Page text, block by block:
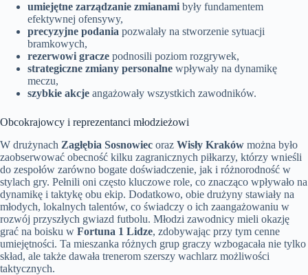
umiejętne zarządzanie zmianami były fundamentem
efektywnej ofensywy,
precyzyjne podania pozwalały na stworzenie sytuacji
bramkowych,
rezerwowi gracze podnosili poziom rozgrywek,
strategiczne zmiany personalne wpływały na dynamikę
meczu,
szybkie akcje angażowały wszystkich zawodników.
Obcokrajowcy i reprezentanci młodzieżowi
W drużynach Zagłębia Sosnowiec oraz Wisły Kraków można było
zaobserwować obecność kilku zagranicznych piłkarzy, którzy wnieśli
do zespołów zarówno bogate doświadczenie, jak i różnorodność w
stylach gry. Pełnili oni często kluczowe role, co znacząco wpływało na
dynamikę i taktykę obu ekip. Dodatkowo, obie drużyny stawiały na
młodych, lokalnych talentów, co świadczy o ich zaangażowaniu w
rozwój przyszłych gwiazd futbolu. Młodzi zawodnicy mieli okazję
grać na boisku w Fortuna 1 Lidze, zdobywając przy tym cenne
umiejętności. Ta mieszanka różnych grup graczy wzbogacała nie tylko
skład, ale także dawała trenerom szerszy wachlarz możliwości
taktycznych.